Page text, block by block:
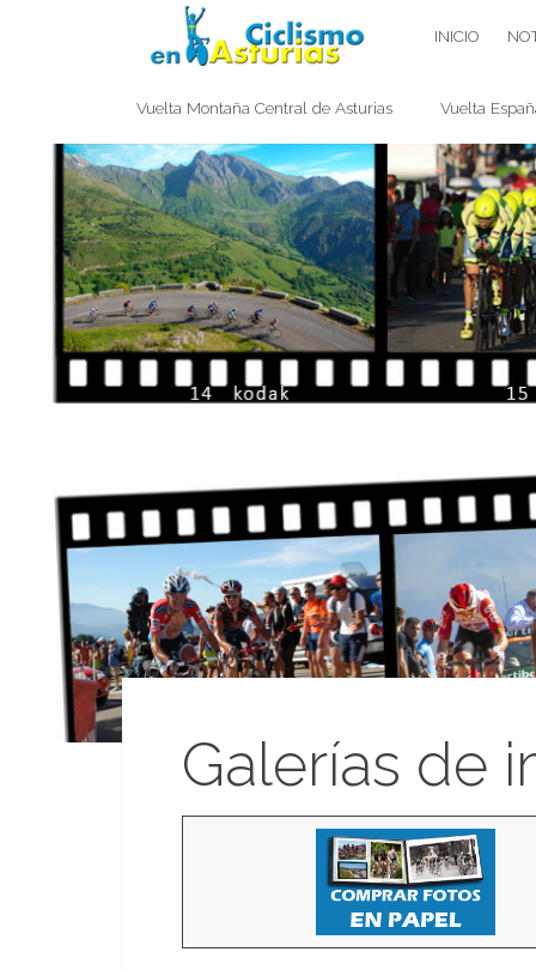
CICLISMO EN ASTURIAS INICIO
Vuelta Montaña Central de Asturias Vuelta
Galerías de